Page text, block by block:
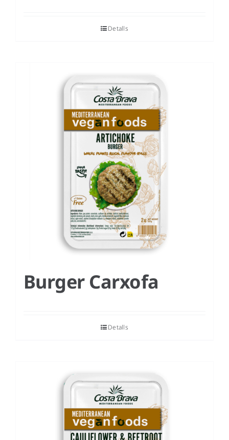
Detalls
Burger Carxofa
Detalls